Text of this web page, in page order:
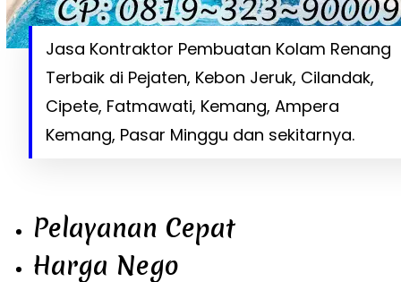
Jasa Kontraktor Pembuatan Kolam Renang
Terbaik di Pejaten, Kebon Jeruk, Cilandak,
Cipete, Fatmawati, Kemang, Ampera
Kemang, Pasar Minggu dan sekitarnya.
Pelayanan Cepat
Harga Nego